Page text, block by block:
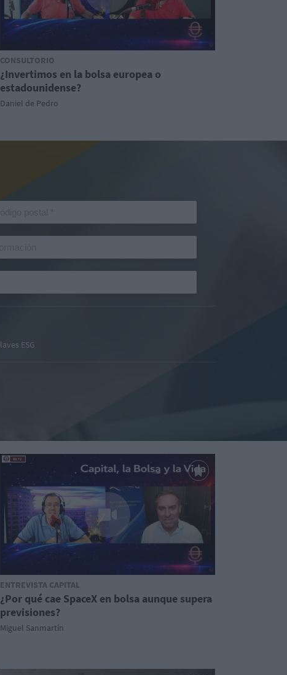
CONSULTORIO
¿Invertimos en la bolsa europea o
estadounidense?
Daniel de Pedro
ESG
ENTREVISTA CAPITAL
¿Por qué cae SpaceX en bolsa aunque supera
previsiones?
Miguel Sanmartín